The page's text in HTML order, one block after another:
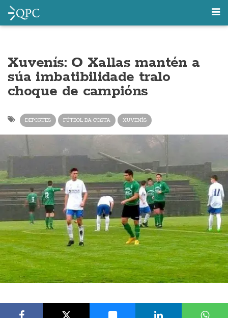
Xuvenís: O Xallas mantén a
súa imbatibilidade tralo
choque de campións
DEPORTES FÚTBOL DA COSTA XUVENÍS